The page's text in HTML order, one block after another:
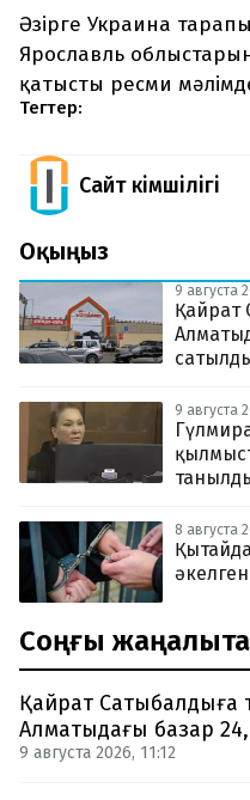
Әзірге Украина
Ярославль
қатысты ресми
Тегтер:
Сайт Әкімшілігі
Оқыңыз
9 августа
Қайрат
9 августа
8 августа
Соңғы
Қайрат Сатыбалдыға
Алматыдағы базар
9 августа 2026, 11:12